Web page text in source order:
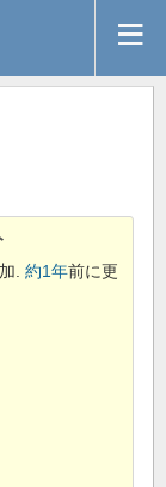
. 約1年前に更